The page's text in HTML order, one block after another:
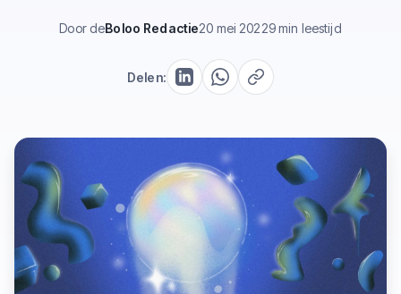
Door deBoloo Redactie20 mei 20229 min leestijd
Delen: